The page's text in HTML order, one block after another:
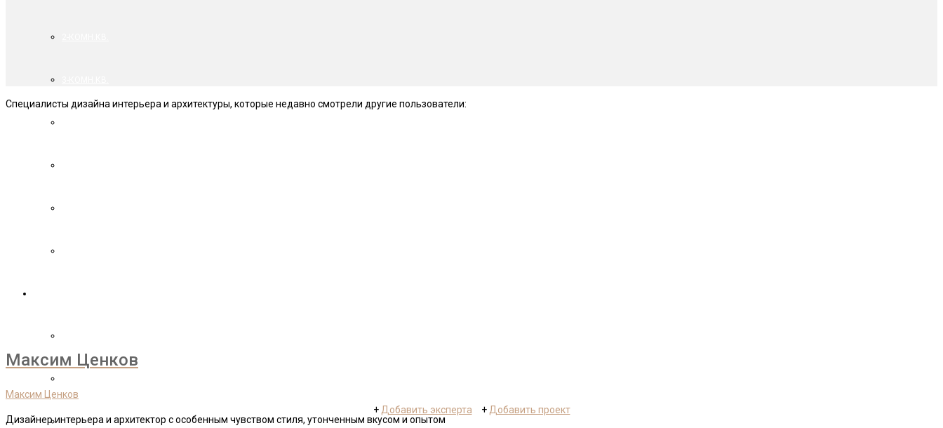
ДЕКОР И АКСЕССУАРЫ
Специалисты дизайна интерьера и архитектуры, которые недавно смотрели другие пользователи:
Максим Ценков
Максим Ценков
Дизайнер интерьера и архитектор с особенным чувством стиля, утонченным вкусом и опытом
+ Добавить эксперта + Добавить проект